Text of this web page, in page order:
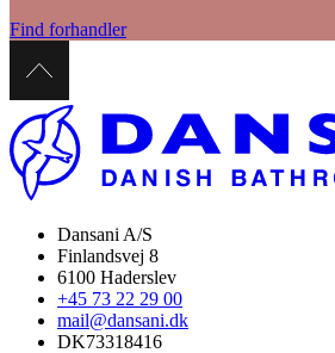
Find forhandler
Dansani A/S
Finlandsvej 8
6100 Haderslev
+45 73 22 29 00
mail@dansani.dk
DK73318416